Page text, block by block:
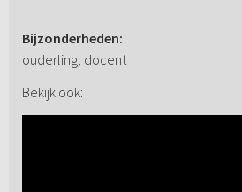
Bijzonderheden:
ouderling; docent
Bekijk ook: